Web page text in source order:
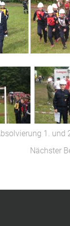
1.
Nächster